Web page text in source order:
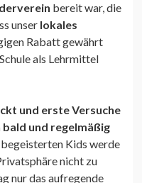
bereit war, die
unser lokales
Rabatt gewährt
als Lehrmittel
und erste Versuche
bald und regelmäßig
Kids werde
nicht zu
nur das aufregende